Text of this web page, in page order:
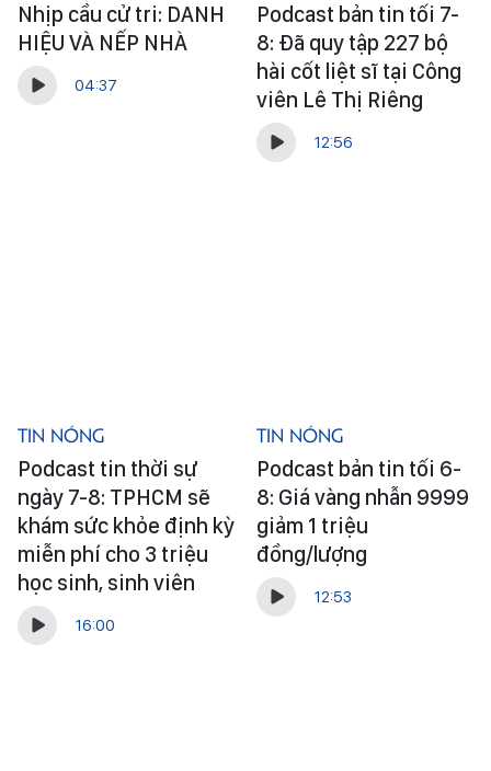
Nhịp cầu cử tri: DANH
HIỆU VÀ NẾP NHÀ
04:37
Podcast bản tin tối 7-
8: Đã quy tập 227 bộ
hài cốt liệt sĩ tại Công
viên Lê Thị Riêng
12:56
Tin Nóng
Podcast tin thời sự
ngày 7-8: TPHCM sẽ
khám sức khỏe định kỳ
miễn phí cho 3 triệu
học sinh, sinh viên
16:00
Tin Nóng
Podcast bản tin tối 6-
8: Giá vàng nhẫn 9999
giảm 1 triệu
đồng/lượng
12:53